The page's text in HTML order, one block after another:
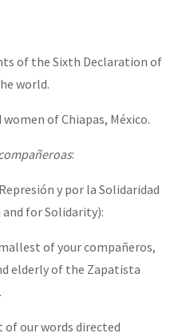
of the Sixth Declaration of
world.
of Chiapas, México.
:
y por la Solidaridad
for Solidarity):
of your compañeros,
elderly of the Zapatista
of our words directed